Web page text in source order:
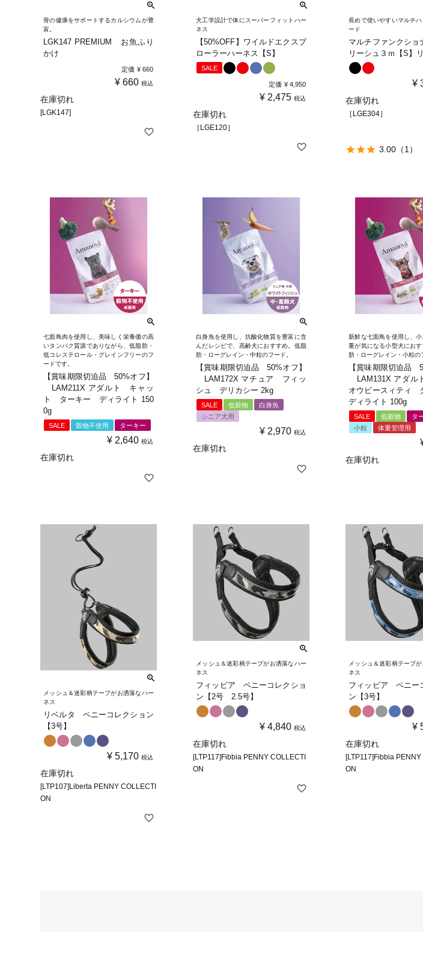
骨の健康をサポートするカルシウムが豊
富。
LGK147 PREMIUM お魚ふり
かけ
定価 ¥ 660
¥ 660 税込
在庫切れ
[LGK147]
犬工学設計で体にスーパーフィットハー
ネス
【50%OFF】ワイルドエクスプ
ローラーハーネス【S】
SALE
定価 ¥ 4,950
¥ 2,475 税込
在庫切れ
［LGE120］
長めで使いやすいマルチ
ード
マルチファンクショ
リーシュ３ｍ【S】
¥
在庫切れ
［LGE304］
3.00 （1）
七面鳥肉を使用し、美味しく栄養価の高
いタンパク質源でありながら、低脂肪・
低コレステロール・グレインフリーのフ
ードです。
【賞味期限切迫品 50%オフ】
LAM211X アダルト キャッ
ト ターキー ディライト 150
0g
SALE 穀物不使用 ターキー
¥ 2,640 税込
在庫切れ
白身魚を使用し、抗酸化物質を豊富に含
んだレシピで、高齢犬におすすめ。低脂
肪・ローグレイン・中粒のフード。
【賞味期限切迫品 50%オフ】
LAM172X マチュア フィッ
シュ デリカシー 2kg
SALE 低穀物
白身魚
シニア犬用
¥ 2,970 税込
在庫切れ
新鮮な七面鳥を使用し、
重が気になる小型犬にお
肪・ローグレイン・小粒の
【賞味期限切迫品
LAM131X アダ
オウビースィティ
ディライト 100g
SALE 低穀物
タ
小粒
体重管理用
在庫切れ
メッシュ＆迷彩柄テープがお洒落なハー
ネス
リベルタ ペニーコレクション
【3号】
¥ 5,170 税込
在庫切れ
[LTP107]Liberta PENNY COLLECTI
ON
メッシュ＆迷彩柄テープがお洒落なハー
ネス
フィッビア ペニーコレクショ
ン【2号 2.5号】
¥ 4,840 税込
在庫切れ
[LTP117]Fibbia PENNY COLLECTI
ON
メッシュ＆迷彩柄テープ
ネス
フィッビア ペニー
ン【3号】
¥
在庫切れ
[LTP117]Fibbia
ON